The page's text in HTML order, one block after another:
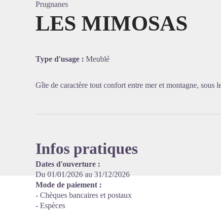
Prugnanes
LES MIMOSAS
Type d'usage : Meublé
Gîte de caractère tout confort entre mer et montagne, sous
Infos pratiques
Dates d'ouverture :
Du 01/01/2026 au 31/12/2026
Mode de paiement :
- Chèques bancaires et postaux
- Espèces